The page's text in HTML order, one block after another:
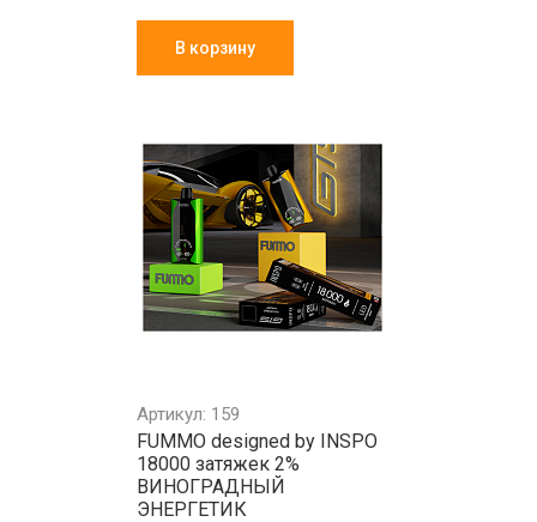
В корзину
Артикул: 159
FUMMO designed by INSPO
18000 затяжек 2%
ВИНОГРАДНЫЙ
ЭНЕРГЕТИК